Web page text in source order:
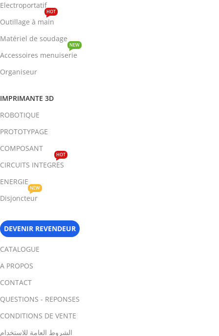
Electroportatif
Outillage à main
HOT
Matériel de soudage
Accessoires menuiserie
NEW
Organiseur
IMPRIMANTE 3D
ROBOTIQUE
PROTOTYPAGE
COMPOSANT
CIRCUITS INTEGRES
HOT
ENERGIE
Disjoncteur
NEW
DEVENIR REVENDEUR
CATALOGUE
A PROPOS
CONTACT
QUESTIONS - REPONSES
CONDITIONS DE VENTE
الشروط العامة للاستخدام